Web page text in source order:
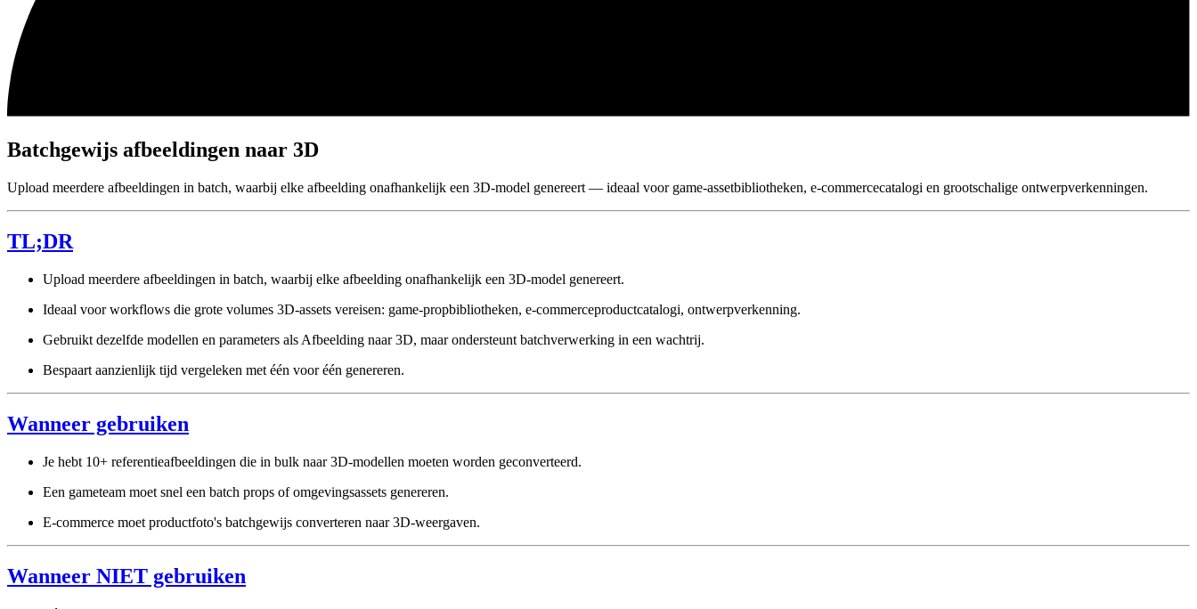
Batchgewijs afbeeldingen naar 3D
Upload meerdere afbeeldingen in batch, waarbij elke afbeelding onafhankelijk een 3D-model genereert — ideaal voor game-assetbibliotheken, e-commercecatalogi en grootschalige ontwerpverkenningen.
TL;DR
Upload meerdere afbeeldingen in batch, waarbij elke afbeelding onafhankelijk een 3D-model genereert.
Ideaal voor workflows die grote volumes 3D-assets vereisen: game-propbibliotheken, e-commerceproductcatalogi, ontwerpverkenning.
Gebruikt dezelfde modellen en parameters als Afbeelding naar 3D, maar ondersteunt batchverwerking in een wachtrij.
Bespaart aanzienlijk tijd vergeleken met één voor één genereren.
Wanneer gebruiken
Je hebt 10+ referentieafbeeldingen die in bulk naar 3D-modellen moeten worden geconverteerd.
Een gameteam moet snel een batch props of omgevingsassets genereren.
E-commerce moet productfoto's batchgewijs converteren naar 3D-weergaven.
Wanneer NIET gebruiken